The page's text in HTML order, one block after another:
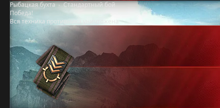
Рыбацкая бухта-Стандартный бой
Победа!
Вся техника противника уничтожена